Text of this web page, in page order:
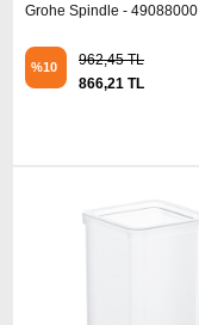
Grohe Spindle - 49088000
%10
962,45 TL
866,21 TL